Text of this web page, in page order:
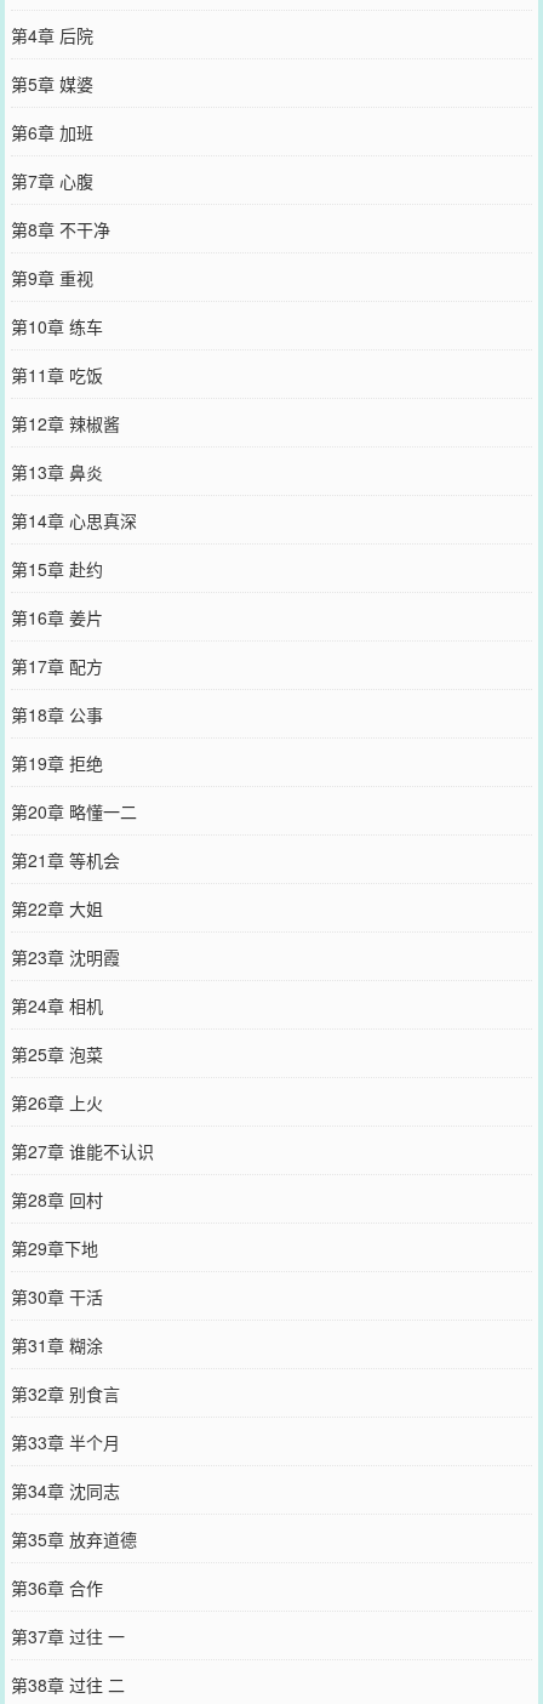
第4章 后院
第5章 媒婆
第6章 加班
第7章 心腹
第8章 不干净
第9章 重视
第10章 练车
第11章 吃饭
第12章 辣椒酱
第13章 鼻炎
第14章 心思真深
第15章 赴约
第16章 姜片
第17章 配方
第18章 公事
第19章 拒绝
第20章 略懂一二
第21章 等机会
第22章 大姐
第23章 沈明霞
第24章 相机
第25章 泡菜
第26章 上火
第27章 谁能不认识
第28章 回村
第29章下地
第30章 干活
第31章 糊涂
第32章 别食言
第33章 半个月
第34章 沈同志
第35章 放弃道德
第36章 合作
第37章 过往 一
第38章 过往 二